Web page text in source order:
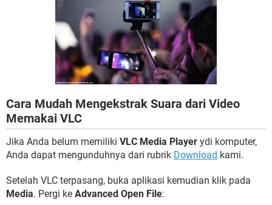
Cara Mudah Mengekstrak Suara dari Video
Memakai VLC
Jika Anda belum memiliki VLC Media Player ydi komputer,
Anda dapat mengunduhnya dari rubrik Download kami.
Setelah VLC terpasang, buka aplikasi kemudian klik pada
Media. Pergi ke Advanced Open File: